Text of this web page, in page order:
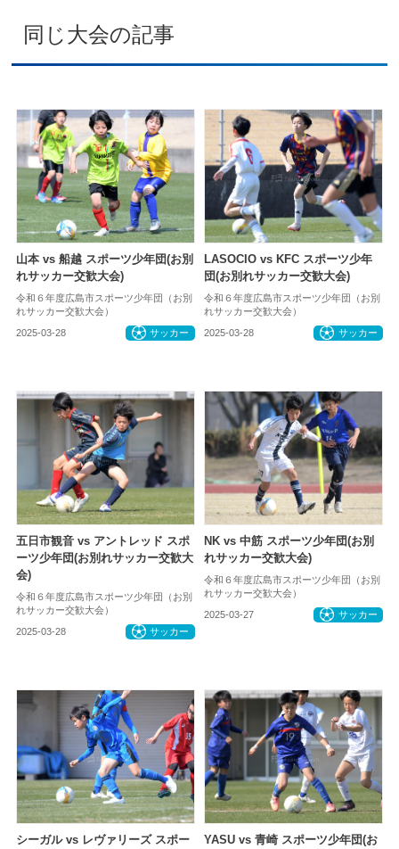
同じ大会の記事
山本 vs 船越 スポーツ少年団(お別
れサッカー交歓大会)
令和６年度広島市スポーツ少年団（お別
れサッカー交歓大会）
2025-03-28 サッカー
LASOCIO vs KFC スポーツ少年
団(お別れサッカー交歓大会)
令和６年度広島市スポーツ少年団（お別
れサッカー交歓大会）
2025-03-28 サッカー
五日市観音 vs アントレッド スポ
ーツ少年団(お別れサッカー交歓大
会)
令和６年度広島市スポーツ少年団（お別
れサッカー交歓大会）
2025-03-28 サッカー
NK vs 中筋 スポーツ少年団(お別
れサッカー交歓大会)
令和６年度広島市スポーツ少年団（お別
れサッカー交歓大会）
2025-03-27 サッカー
シーガル vs レヴァリーズ スポー
YASU vs 青崎 スポーツ少年団(お